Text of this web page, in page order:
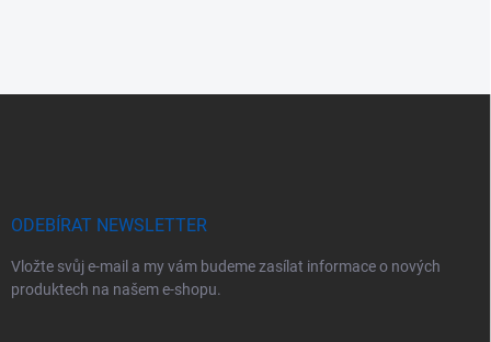
ODEBÍRAT NEWSLETTER
Vložte svůj e-mail a my vám budeme zasílat informace o nových
produktech na našem e-shopu.